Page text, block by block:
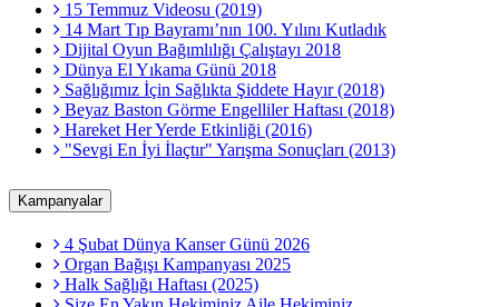
15 Temmuz Videosu (2019)
14 Mart Tıp Bayramı’nın 100. Yılını Kutladık
Dijital Oyun Bağımlılığı Çalıştayı 2018
Dünya El Yıkama Günü 2018
Sağlığımız İçin Sağlıkta Şiddete Hayır (2018)
Beyaz Baston Görme Engelliler Haftası (2018)
Hareket Her Yerde Etkinliği (2016)
"Sevgi En İyi İlaçtır" Yarışma Sonuçları (2013)
Kampanyalar
4 Şubat Dünya Kanser Günü 2026
Organ Bağışı Kampanyası 2025
Halk Sağlığı Haftası (2025)